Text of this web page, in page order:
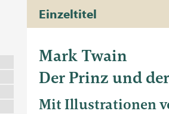
Einzeltitel
Mark Twain
Der Prinz und
Mit Illustrationen